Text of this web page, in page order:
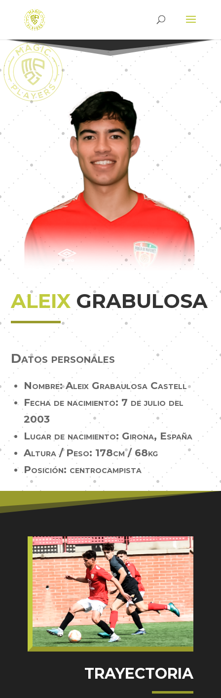
ALEIX GRABULOSA
Datos personales
Nombre: Aleix Grabaulosa Castell
Fecha de nacimiento: 7 de julio del
2003
Lugar de nacimiento: Girona, España
Altura / Peso: 178cm / 68kg
Posición: centrocampista
TRAYECTORIA